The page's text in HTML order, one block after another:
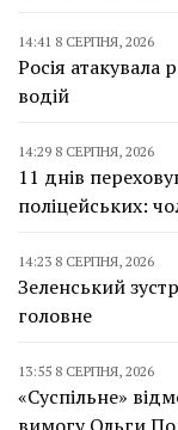
14:41 8 СЕРПНЯ, 2026
Росія атакувала
водій
14:29 8 СЕРПНЯ, 2026
11 днів
поліцейських:
14:23 8 СЕРПНЯ, 2026
Зеленський
головне
13:55 8 СЕРПНЯ, 2026
«Суспільне»
вимогу Ольги